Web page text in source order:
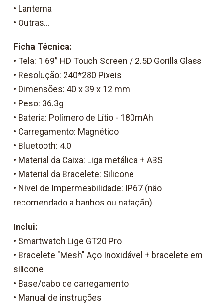
• Lanterna
• Outras...
Ficha Técnica:
• Tela: 1.69” HD Touch Screen / 2.5D Gorilla Glass
• Resolução: 240*280 Pixeis
• Dimensões: 40 x 39 x 12 mm
• Peso: 36.3g
• Bateria: Polímero de Lítio - 180mAh
• Carregamento: Magnético
• Bluetooth: 4.0
• Material da Caixa: Liga metálica + ABS
• Material da Bracelete: Silicone
• Nível de Impermeabilidade: IP67 (não
recomendado a banhos ou natação)
Inclui:
• Smartwatch Lige GT20 Pro
• Bracelete "Mesh" Aço Inoxidável + bracelete em
silicone
• Base/cabo de carregamento
• Manual de instruções